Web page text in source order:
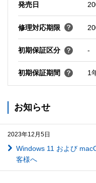
発売日
修理対応期限
初期保証区分 -
初期保証期間 1
お知らせ
2023年12月5日
Windows 11 および
客様へ